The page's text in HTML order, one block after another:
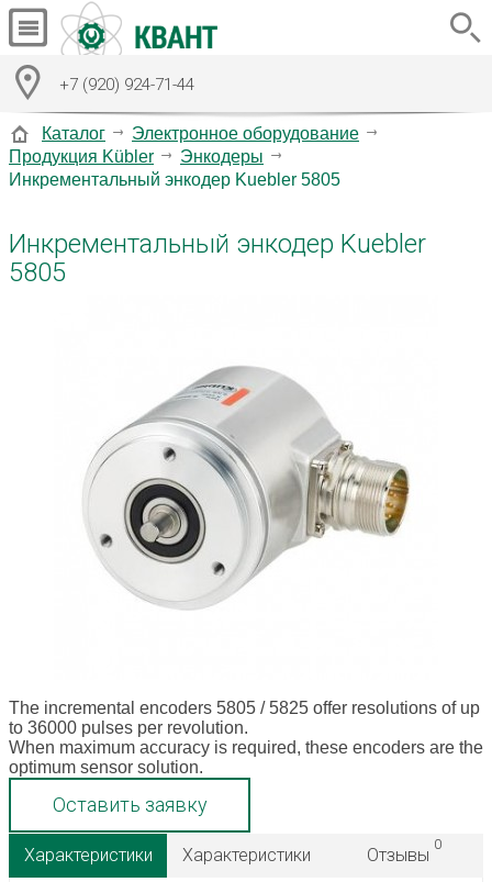
+7 (920) 924-71-44
Каталог
Электронное оборудование
Продукция Kübler
Энкодеры
Инкрементальный энкодер Kuebler 5805
Инкрементальный энкодер Kuebler
5805
The incremental encoders 5805 / 5825 offer resolutions of up
to 36000 pulses per revolution.
When maximum accuracy is required, these encoders are the
optimum sensor solution.
Оставить заявку
Характеристики Характеристики Отзывы
0